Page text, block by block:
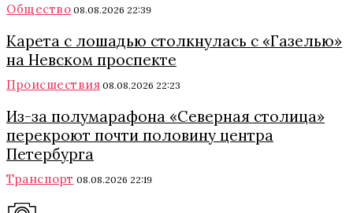
Общество 08.08.2026 22:39
Карета с лошадью столкнулась с «Газелью»
на Невском проспекте
Происшествия 08.08.2026 22:23
Из-за полумарафона «Северная столица»
перекроют почти половину центра
Петербурга
Транспорт 08.08.2026 22:19